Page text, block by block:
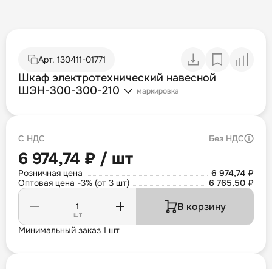
Арт. 130411-01771
Шкаф электротехнический навесной
ШЭН-300-300-210
маркировка
С НДС Без НДС
6 974,74 ₽ / шт
Розничная цена
6 974,74 ₽
Оптовая цена -3% (от 3 шт)
6 765,50 ₽
шт
В корзину
Минимальный заказ 1 шт